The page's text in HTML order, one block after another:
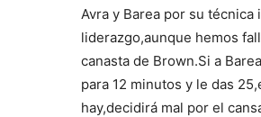
Avra y Barea por su técnica
liderazgo,aunque hemos
canasta de Brown.Si a
para 12 minutos y le das
hay,decidirá mal por el